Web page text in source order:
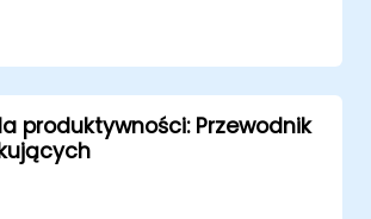
odbiorcami. Omówione
reklam oraz analiza
marketingowych z
również zagadnienia
AI.
procesów content
optymalizacja targetowania.
wskaźników
i konwersji dzięki AI.
efektywności działań
produktywności: Przewodnik